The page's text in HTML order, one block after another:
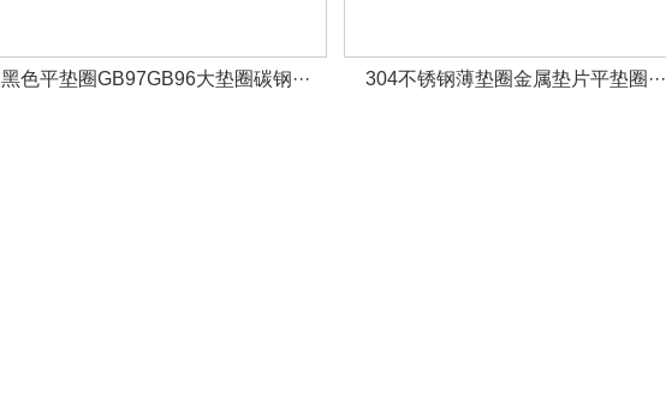
黑色平垫圈GB97GB96大垫圈碳钢··· 304不锈钢薄垫圈金属垫片平垫圈···